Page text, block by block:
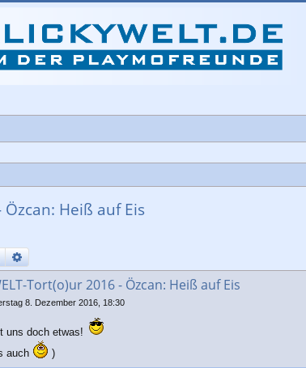
Özcan: Heiß auf Eis
SucheErweiterte Suche
Tort(o)ur 2016 - Özcan: Heiß auf Eis
8. Dezember 2016, 18:30
uns doch etwas!
auch
)